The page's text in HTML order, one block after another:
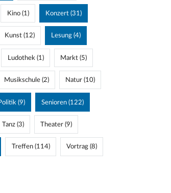
Kino (1) Konzert (31)
Kunst (12) Lesung (4)
Ludothek (1) Markt (5)
Musikschule (2) Natur (10)
(9) Senioren (122)
Tanz (3) Theater (9)
Treffen (114) Vortrag (8)